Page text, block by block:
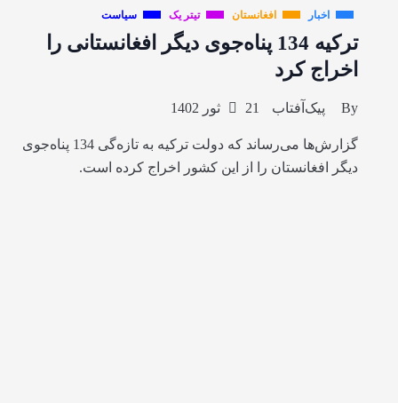
اخبار افغانستان تیتر یک سیاست
ترکیه 134 پناه‌جوی دیگر افغانستانی را
اخراج کرد
By پیک‌آفتاب 21 ثور 1402
گزارش‌ها می‌رساند که دولت ترکیه به تازه‌گی 134 پناه‌جوی
دیگر افغانستان را از این کشور اخراج کرده است.